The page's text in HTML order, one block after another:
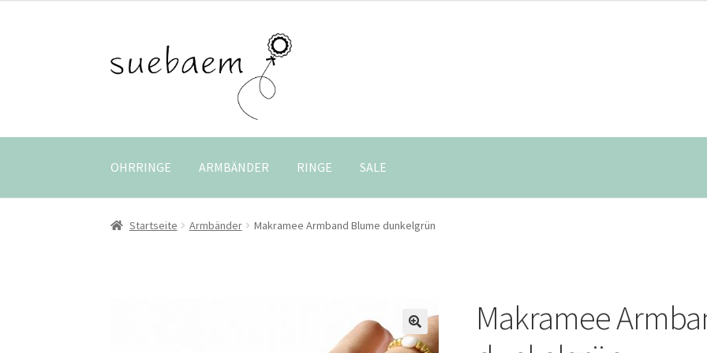
Navigation
Inhalt
OHRRINGE ARMBÄNDER RINGE SALE
Startseite Armbänder Makramee Armband Blume dunkelgrün
🔍
Makramee